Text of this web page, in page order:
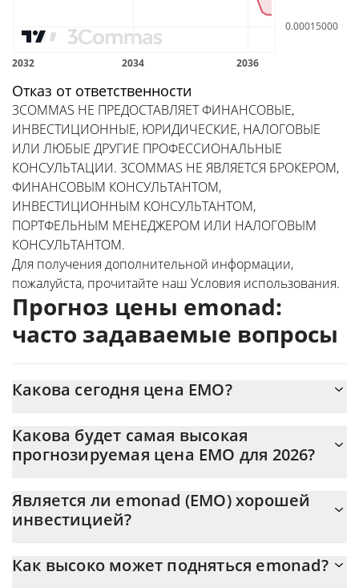
Отказ от ответственности
3COMMAS НЕ ПРЕДОСТАВЛЯЕТ ФИНАНСОВЫЕ,
ИНВЕСТИЦИОННЫЕ, ЮРИДИЧЕСКИЕ, НАЛОГОВЫЕ
ИЛИ ЛЮБЫЕ ДРУГИЕ ПРОФЕССИОНАЛЬНЫЕ
КОНСУЛЬТАЦИИ. 3COMMAS НЕ ЯВЛЯЕТСЯ БРОКЕРОМ,
ФИНАНСОВЫМ КОНСУЛЬТАНТОМ,
ИНВЕСТИЦИОННЫМ КОНСУЛЬТАНТОМ,
ПОРТФЕЛЬНЫМ МЕНЕДЖЕРОМ ИЛИ НАЛОГОВЫМ
КОНСУЛЬТАНТОМ.
Для получения дополнительной информации,
пожалуйста, прочитайте наш Условия использования.
Прогноз цены emonad:
часто задаваемые вопросы
Какова сегодня цена EMO?
рыночной капитализацией $393 156
Какова будет самая высокая
прогнозируемая цена EMO для 2026?
$0,00035833695 в конце 2026.
Является ли emonad (EMO) хорошей
инвестицией?
могут быть и часто ошибочны, поэтому вам всегда следует
Как высоко может подняться emonad?